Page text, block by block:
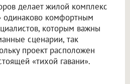
делает жилой комплекс
одинаково комфортным
которым важны
сценарии, так
проект расположен
«тихой гавани».